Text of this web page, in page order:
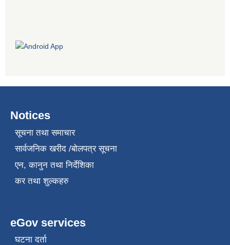
Notices
सूचना तथा समाचार
सार्वजनिक खरीद /बोलपत्र सूचना
एन, कानुन तथा निर्देशिका
कर तथा शुल्कहरु
eGov services
घटना दर्ता